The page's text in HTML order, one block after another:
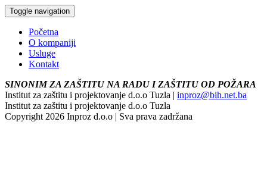
Toggle navigation
Početna
O kompaniji
Usluge
Kontakt
SINONIM ZA ZAŠTITU NA RADU I ZAŠTITU OD POŽARA
Institut za zaštitu i projektovanje d.o.o Tuzla | inproz@bih.net.ba
Institut za zaštitu i projektovanje d.o.o Tuzla
Copyright 2026 Inproz d.o.o | Sva prava zadržana